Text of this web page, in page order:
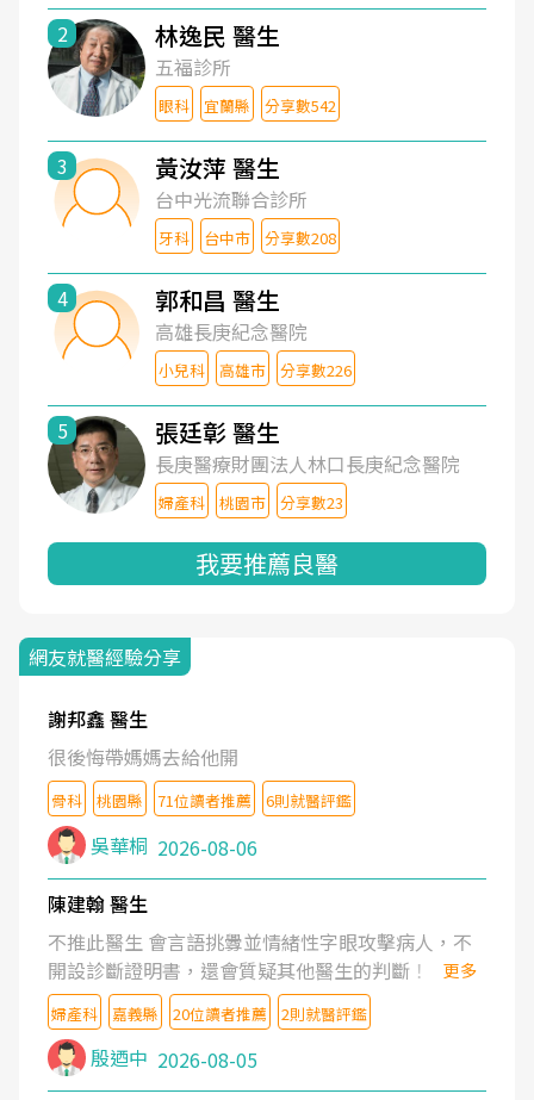
2 林逸民 醫生
五福診所
眼科 宜蘭縣 分享數542
3 黃汝萍 醫生
台中光流聯合診所
牙科 台中市 分享數208
4 郭和昌 醫生
高雄長庚紀念醫院
小兒科 高雄市 分享數226
5 張廷彰 醫生
長庚醫療財團法人林口長庚紀念醫院
婦產科 桃園市 分享數23
我要推薦良醫
網友就醫經驗分享
謝邦鑫 醫生
很後悔帶媽媽去給他開
骨科 桃園縣 71位讀者推薦 6則就醫評鑑
吳華桐 2026-08-06
陳建翰 醫生
不推此醫生 會言語挑釁並情緒性字眼攻擊病人，不
開設診斷證明書，還會質疑其他醫生的判斷！
更多
婦產科 嘉義縣 20位讀者推薦 2則就醫評鑑
殷迺中 2026-08-05